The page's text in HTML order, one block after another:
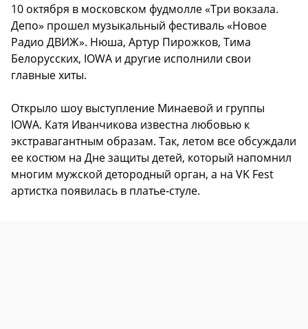
10 октября в московском фудмолле «Три вокзала.
Депо» прошел музыкальный фестиваль «Новое
Радио ДВИЖ». Нюша, Артур Пирожков, Тима
Белорусских, IOWA и другие исполнили свои
главные хиты.
Открыло шоу выступление Минаевой и группы
IOWA. Катя Иванчикова известна любовью к
экстравагантным образам. Так, летом все обсуждали
ее костюм на Дне защиты детей, который напомнил
многим мужской детородный орган, а на VK Fest
артистка появилась в платье-стуле.